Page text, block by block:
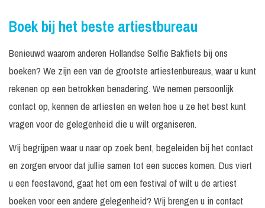
Boek bij het beste artiestbureau
Benieuwd waarom anderen Hollandse Selfie Bakfiets bij ons
boeken? We zijn een van de grootste artiestenbureaus, waar u kunt
rekenen op een betrokken benadering. We nemen persoonlijk
contact op, kennen de artiesten en weten hoe u ze het best kunt
vragen voor de gelegenheid die u wilt organiseren.
Wij begrijpen waar u naar op zoek bent, begeleiden bij het contact
en zorgen ervoor dat jullie samen tot een succes komen. Dus viert
u een feestavond, gaat het om een festival of wilt u de artiest
boeken voor een andere gelegenheid? Wij brengen u in contact